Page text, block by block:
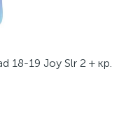
18-19 Joy Slr 2 + кр.